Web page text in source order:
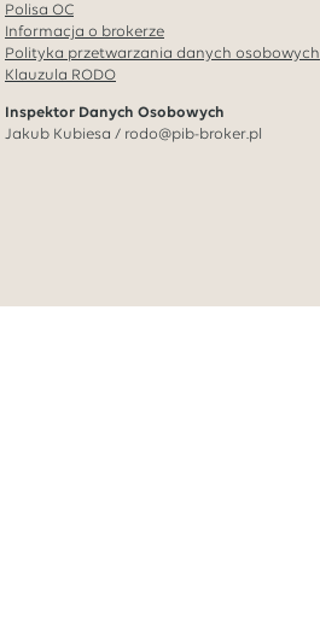
Polisa OC
Informacja o brokerze
Polityka przetwarzania danych osobowych
Klauzula RODO
Inspektor Danych Osobowych
Jakub Kubiesa / rodo@pib-broker.pl